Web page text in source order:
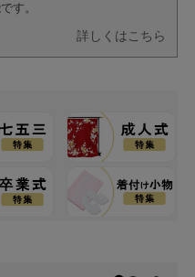
す。
詳しくはこちら